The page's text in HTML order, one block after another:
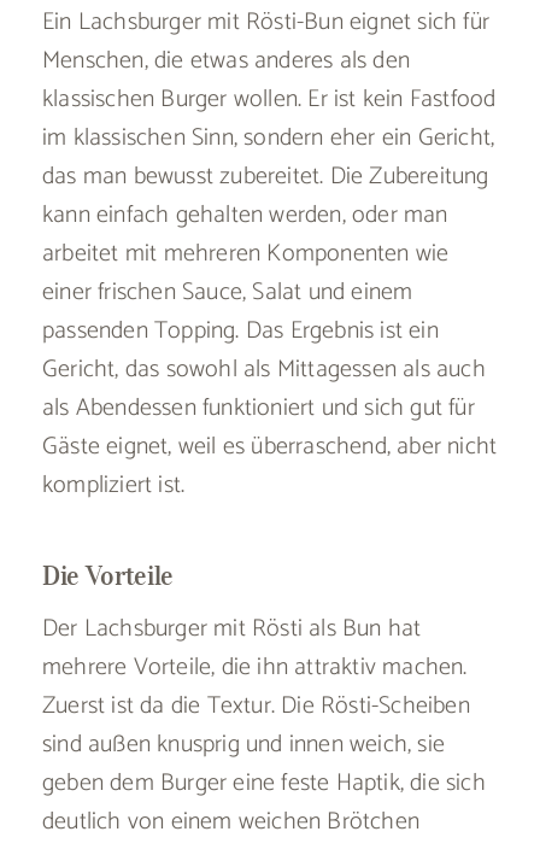
Ein Lachsburger mit Rösti-Bun eignet sich für
Menschen, die etwas anderes als den
klassischen Burger wollen. Er ist kein Fastfood
im klassischen Sinn, sondern eher ein Gericht,
das man bewusst zubereitet. Die Zubereitung
kann einfach gehalten werden, oder man
arbeitet mit mehreren Komponenten wie
einer frischen Sauce, Salat und einem
passenden Topping. Das Ergebnis ist ein
Gericht, das sowohl als Mittagessen als auch
als Abendessen funktioniert und sich gut für
Gäste eignet, weil es überraschend, aber nicht
kompliziert ist.
Die Vorteile
Der Lachsburger mit Rösti als Bun hat
mehrere Vorteile, die ihn attraktiv machen.
Zuerst ist da die Textur. Die Rösti-Scheiben
sind außen knusprig und innen weich, sie
geben dem Burger eine feste Haptik, die sich
deutlich von einem weichen Brötchen